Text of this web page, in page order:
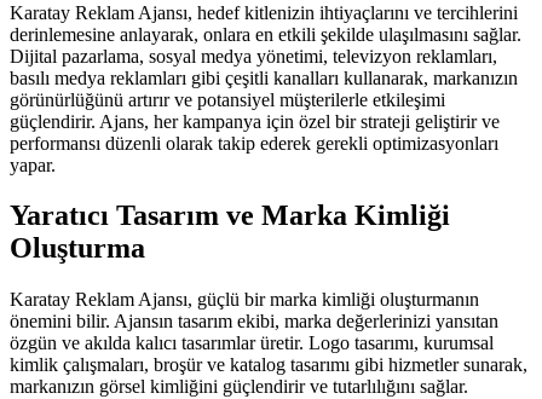
Karatay Reklam Ajansı, hedef kitlenizin ihtiyaçlarını ve tercihlerini
derinlemesine anlayarak, onlara en etkili şekilde ulaşılmasını sağlar.
Dijital pazarlama, sosyal medya yönetimi, televizyon reklamları,
basılı medya reklamları gibi çeşitli kanalları kullanarak, markanızın
görünürlüğünü artırır ve potansiyel müşterilerle etkileşimi
güçlendirir. Ajans, her kampanya için özel bir strateji geliştirir ve
performansı düzenli olarak takip ederek gerekli optimizasyonları
yapar.
Yaratıcı Tasarım ve Marka Kimliği
Oluşturma
Karatay Reklam Ajansı, güçlü bir marka kimliği oluşturmanın
önemini bilir. Ajansın tasarım ekibi, marka değerlerinizi yansıtan
özgün ve akılda kalıcı tasarımlar üretir. Logo tasarımı, kurumsal
kimlik çalışmaları, broşür ve katalog tasarımı gibi hizmetler sunarak,
markanızın görsel kimliğini güçlendirir ve tutarlılığını sağlar.